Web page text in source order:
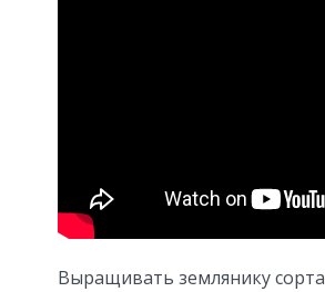
Выращивать землянику сорта